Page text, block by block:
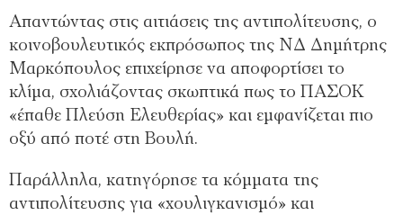
Απαντώντας στις αιτιάσεις της αντιπολίτευσης, ο
κοινοβουλευτικός εκπρόσωπος της ΝΔ Δημήτρης
Μαρκόπουλος επιχείρησε να αποφορτίσει το
κλίμα, σχολιάζοντας σκωπτικά πως το ΠΑΣΟΚ
«έπαθε Πλεύση Ελευθερίας» και εμφανίζεται πιο
οξύ από ποτέ στη Βουλή.
Παράλληλα, κατηγόρησε τα κόμματα της
αντιπολίτευσης για «χουλιγκανισμό» και